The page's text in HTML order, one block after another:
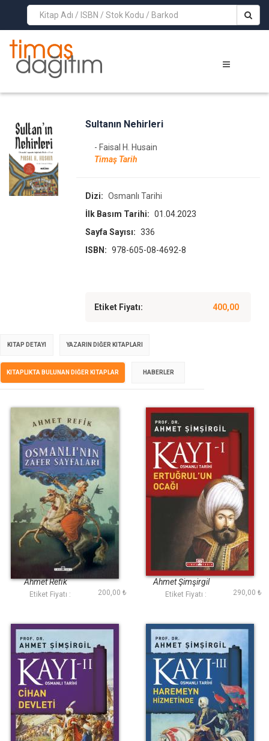
>
Sultanın Nehirleri
- Faisal H. Husain
Timaş Tarih
Dizi: Osmanlı Tarihi
İlk Basım Tarihi: 01.04.2023
Sayfa Sayısı: 336
ISBN: 978-605-08-4692-8
Etiket Fiyatı: 400,00
KITAP DETAYI YAZARIN DIĞER KITAPLARI
KITAPLIKTA BULUNAN DIĞER KITAPLAR HABERLER
Osmanlının Zafer
Sayfaları
Ahmet Refik
Etiket Fiyatı : 200,00 ₺
Kayı 1: Ertuğrulun
Ocağı
Ahmet Şimşirgil
Etiket Fiyatı : 290,00 ₺